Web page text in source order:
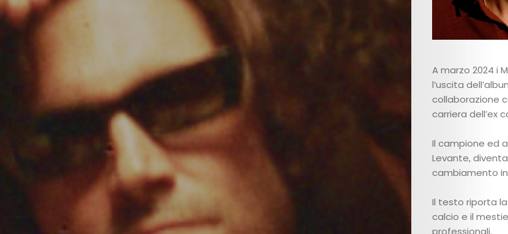
About
Us
Us
Scouted
Lingue
A marzo 2024 i
l’uscita
collaborazione
carriera dell’ex
Il campione ed
Levante,
cambiamento
Il testo riporta
calcio e il
professionali.